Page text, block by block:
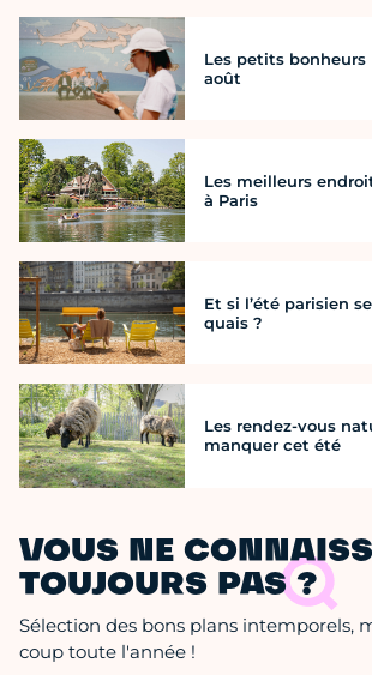
Les petits bonheurs
août
Les meilleurs
à Paris
Et si l’été parisien
quais ?
Les rendez-vous
manquer cet été
VOUS NE
TOUJOURS PAS ?
Sélection des bons plans intemporels,
coup toute l'année !